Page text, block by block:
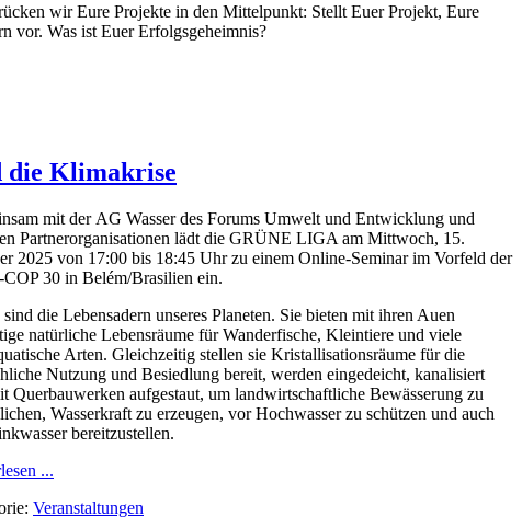
wir Eure Projekte in den Mittelpunkt: Stellt Euer Projekt, Eure
vor. Was ist Euer Erfolgsgeheimnis?
die Klimakrise
mit der AG Wasser des Forums Umwelt und Entwicklung und
Partnerorganisationen lädt die GRÜNE LIGA am Mittwoch, 15.
2025 von 17:00 bis 18:45 Uhr zu einem Online-Seminar im Vorfeld der
30 in Belém/Brasilien ein.
sind die Lebensadern unseres Planeten. Sie bieten mit ihren Auen
natürliche Lebensräume für Wanderfische, Kleintiere und viele
Arten. Gleichzeitig stellen sie Kristallisationsräume für die
Nutzung und Besiedlung bereit, werden eingedeicht, kanalisiert
Querbauwerken aufgestaut, um landwirtschaftliche Bewässerung zu
Wasserkraft zu erzeugen, vor Hochwasser zu schützen und auch
bereitzustellen.
...
Veranstaltungen